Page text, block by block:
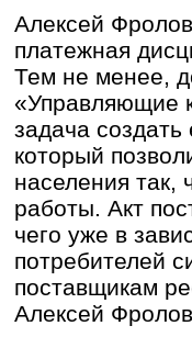
Алексей
платежная
Тем не менее,
«Управляющие
задача
который
населения так,
работы. Акт
чего уже в
потребителей
поставщикам
Алексей